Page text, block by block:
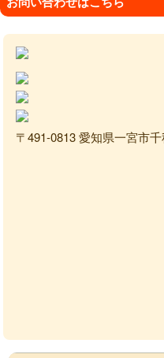
〒491-0813 愛知県一宮市